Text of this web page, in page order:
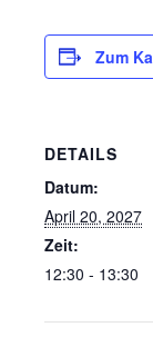
Zum
DETAILS
Datum:
April 20, 2027
Zeit:
12:30 - 13:30